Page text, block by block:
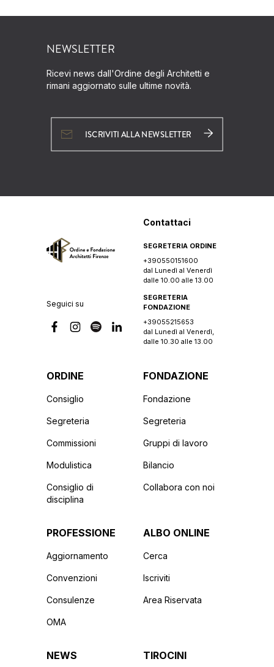
NEWSLETTER
Ricevi news dall'Ordine degli Architetti e
rimani aggiornato sulle ultime novità.
ISCRIVITI ALLA NEWSLETTER
Seguici su
Contattaci
SEGRETERIA ORDINE
+390550151600
dal Lunedì al Venerdì
dalle 10.00 alle 13.00
SEGRETERIA
FONDAZIONE
+39055215653
dal Lunedì al Venerdì,
dalle 10.30 alle 13.00
ORDINE
Consiglio
Segreteria
Commissioni
Modulistica
Consiglio di
disciplina
FONDAZIONE
Fondazione
Segreteria
Gruppi di lavoro
Bilancio
Collabora con noi
PROFESSIONE
Aggiornamento
Convenzioni
Consulenze
OMA
ALBO ONLINE
Cerca
Iscriviti
Area Riservata
NEWS TIROCINI